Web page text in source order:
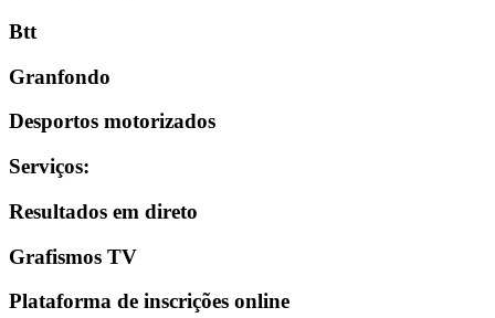
Btt
Granfondo
Desportos motorizados
Serviços:
Resultados em direto
Grafismos TV
Plataforma de inscrições online